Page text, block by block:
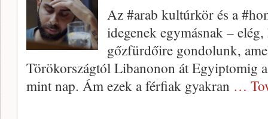
Az ‪#‎arab‬ kultúrkör és a
idegenek egymásnak –
gőzfürdőire gondolunk,
Törökországtól Libanonon át Egyiptomig
mint nap. Ám ezek a férfiak gyakran …